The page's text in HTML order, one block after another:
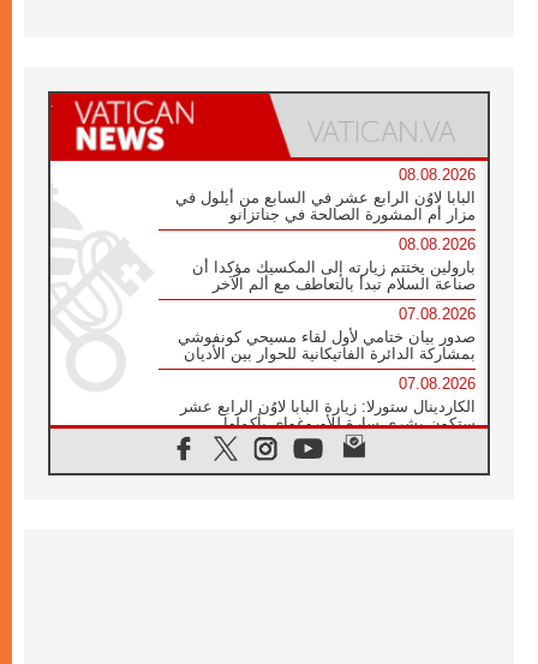
08.08.2026
البابا لاوُن الرابع عشر في السابع من أيلول في
مزار أم المشورة الصالحة في جناتزانو
08.08.2026
بارولين يختتم زيارته إلى المكسيك مؤكدا أن
صناعة السلام تبدأ بالتعاطف مع ألم الآخر
07.08.2026
صدور بيان ختامي لأول لقاء مسيحي كونفوشي
بمشاركة الدائرة الفاتيكانية للحوار بين الأديان
07.08.2026
الكاردينال ستورلا: زيارة البابا لاوُن الرابع عشر
ستكون بشرى سارة للأوروغواي بأكملها
الفاتيكان يعلن برنامج الزيارة الرسولية للبابا لاوُن